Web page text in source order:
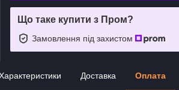
Що таке купити з Пром?
Замовлення під захистом
Доставка Оплата